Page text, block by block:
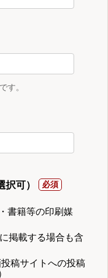
す。
可）
書籍等の印刷媒
掲載する場合も含
稿サイトへの投稿